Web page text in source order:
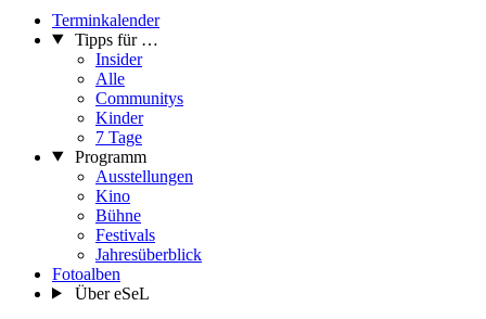
Terminkalender
Tipps für …
Insider
Alle
Communitys
Kinder
7 Tage
Programm
Ausstellungen
Kino
Bühne
Festivals
Jahresüberblick
Fotoalben
Über eSeL